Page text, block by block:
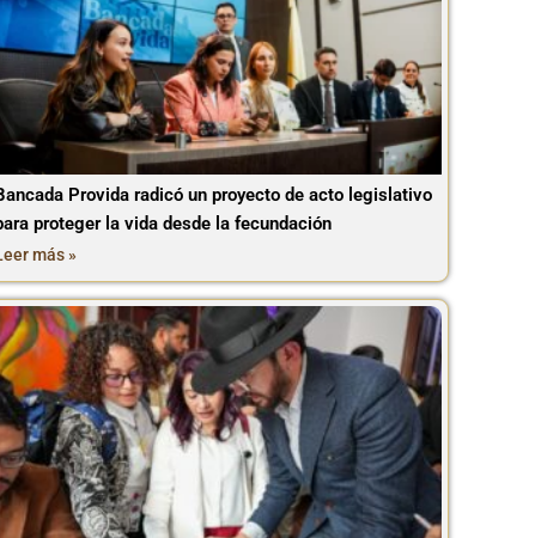
Provida radicó un proyecto de acto legislativo
proteger la vida desde la fecundación
más »